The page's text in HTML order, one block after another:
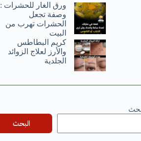
ورق الغار للحشرات :
وصفة تجعل
الحشرات تهرب من
البيت
كريم البطاطس
والأرز لعلاج الزوائد
الجلدية
البحث